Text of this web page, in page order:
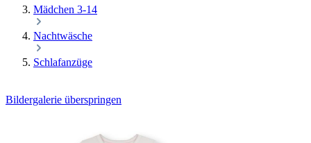
Mädchen 3-14
Nachtwäsche
Schlafanzüge
Bildergalerie überspringen